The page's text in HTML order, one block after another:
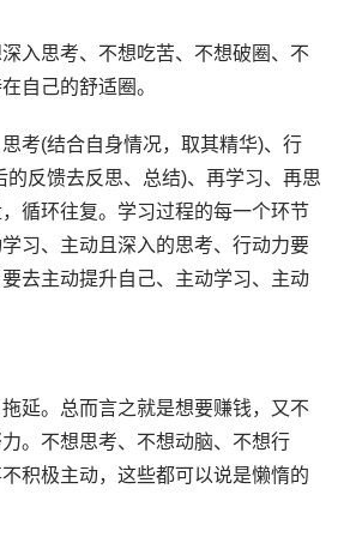
入思考、不想吃苦、不想破圈、不
自己的舒适圈。
考(结合自身情况，取其精华)、行
的反馈去反思、总结)、再学习、再思
循环往复。学习过程的每一个环节
习、主动且深入的思考、行动力要
去主动提升自己、主动学习、主动
延。总而言之就是想要赚钱，又不
。不想思考、不想动脑、不想行
积极主动，这些都可以说是懒惰的